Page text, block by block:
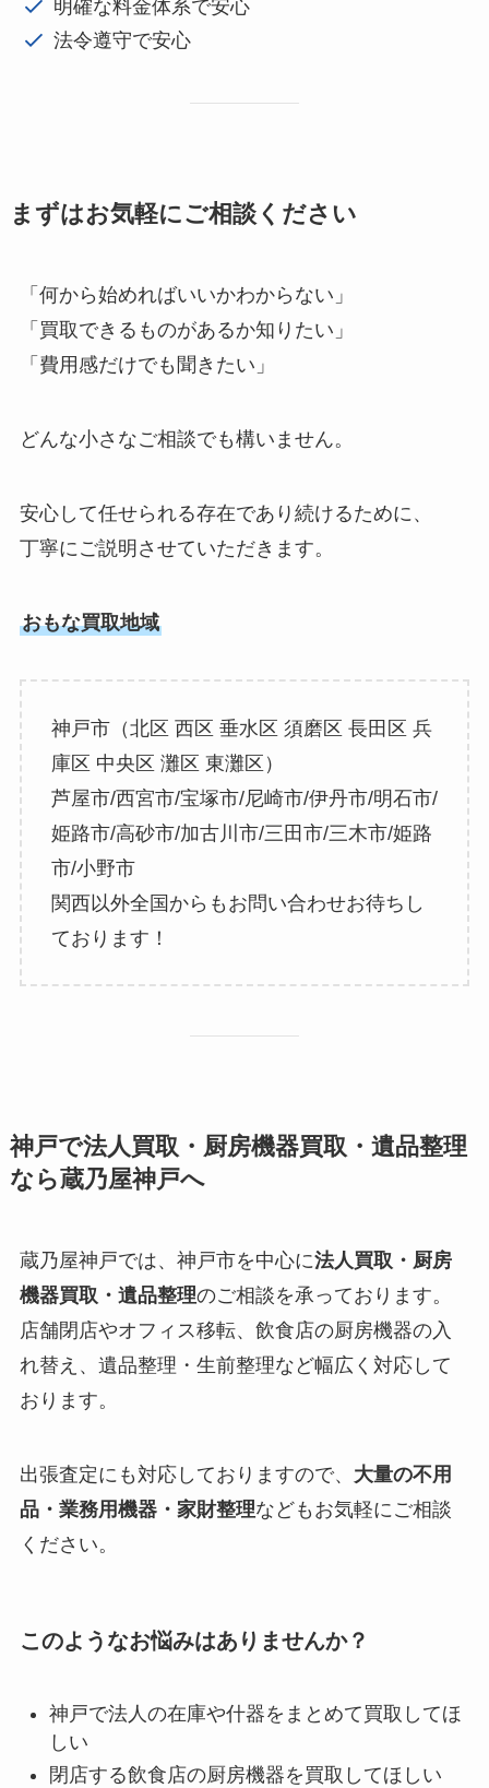
明確な料金体系で安心
法令遵守で安心
まずはお気軽にご相談ください
「何から始めればいいかわからない」
「買取できるものがあるか知りたい」
「費用感だけでも聞きたい」
どんな小さなご相談でも構いません。
安心して任せられる存在であり続けるために、
丁寧にご説明させていただきます。
おもな買取地域
神戸市（北区 西区 垂水区 須磨区 長田区 兵
庫区 中央区 灘区 東灘区）
芦屋市/西宮市/宝塚市/尼崎市/伊丹市/明石市/
姫路市/高砂市/加古川市/三田市/三木市/姫路
市/小野市
関西以外全国からもお問い合わせお待ちし
ております！
神戸で法人買取・厨房機器買取・遺品整理
なら蔵乃屋神戸へ
蔵乃屋神戸では、神戸市を中心に法人買取・厨房
機器買取・遺品整理のご相談を承っております。
店舗閉店やオフィス移転、飲食店の厨房機器の入
れ替え、遺品整理・生前整理など幅広く対応して
おります。
出張査定にも対応しておりますので、 大量の不用
品・業務用機器・家財整理などもお気軽にご相談
ください。
このようなお悩みはありませんか？
神戸で法人の在庫や什器をまとめて買取してほ
しい
閉店する飲食店の厨房機器を買取してほしい